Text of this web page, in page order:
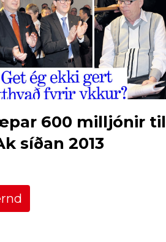
600 milljónir til
síðan 2013